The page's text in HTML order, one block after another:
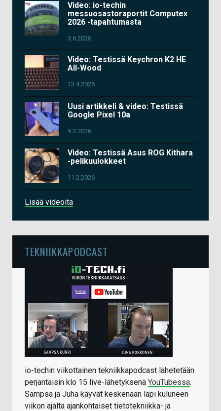
Video: io-techin
messuosastoraportit Computex
2026 -tapahtumasta
3.6.2026
Video: Testissä Keychron K2 HE
All-Wood
13.4.2026
Uusi artikkeli & video: Testissä
Google Pixel 10a
9.3.2026
Video: Testissä Asus ROG Kithara
-pelikuulokkeet
11.2.2026
Lisää videoita
TEKNIIKKAPODCAST
io-techin viikottainen tekniikkapodcast lähetetään
perjantaisin klo 15 live-lähetyksenä YouTubessa.
Sampsa ja Juha käyvät keskenään läpi kuluneen
viikon ajalta ajankohtaiset tietotekniikka- ja